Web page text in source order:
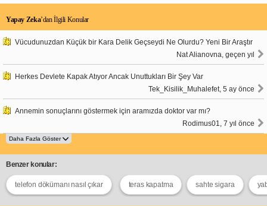
Yapay Zeka’dan İlgili Konular
Vücudunuzdan Küçük bir Kara Delik Geçseydi Ne Olurdu? Yeni Bir Araştır
Nat Alianovna, geçen yıl
Herkes Devlete Kapak Atıyor Ancak Unuttukları Bir Şey Var
Tek_Kisilik_Muhalefet, 5 ay önce
Annemin sonuçlarını göstermek için aramızda doktor var mı?
Rodimus01, 7 yıl önce
Benzer konular:
telefon dökümanı nasıl çıkar teras kapatma sahte sigara